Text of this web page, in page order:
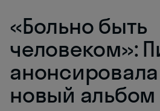
«Больно быть
человеком»:
новый альбом
online